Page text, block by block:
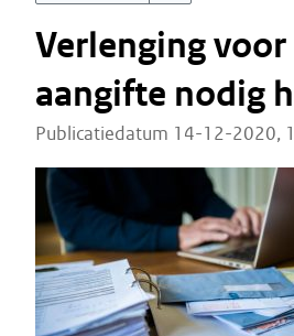
Verlenging
aangifte nodig
Publicatiedatum 14-12-2020,